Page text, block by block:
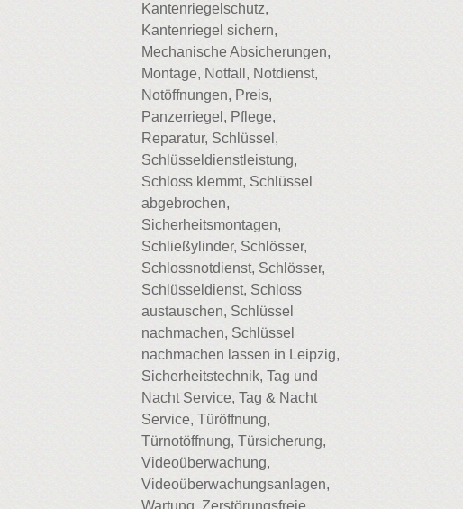
Kantenriegelschutz,
Kantenriegel sichern,
Mechanische Absicherungen,
Montage, Notfall, Notdienst,
Notöffnungen, Preis,
Panzerriegel, Pflege,
Reparatur, Schlüssel,
Schlüsseldienstleistung,
Schloss klemmt, Schlüssel
abgebrochen,
Sicherheitsmontagen,
Schließylinder, Schlösser,
Schlossnotdienst, Schlösser,
Schlüsseldienst, Schloss
austauschen, Schlüssel
nachmachen, Schlüssel
nachmachen lassen in Leipzig,
Sicherheitstechnik, Tag und
Nacht Service, Tag & Nacht
Service, Türöffnung,
Türnotöffnung, Türsicherung,
Videoüberwachung,
Videoüberwachungsanlagen,